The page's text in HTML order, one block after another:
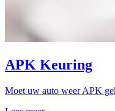
APK Keuring
Moet uw auto weer APK